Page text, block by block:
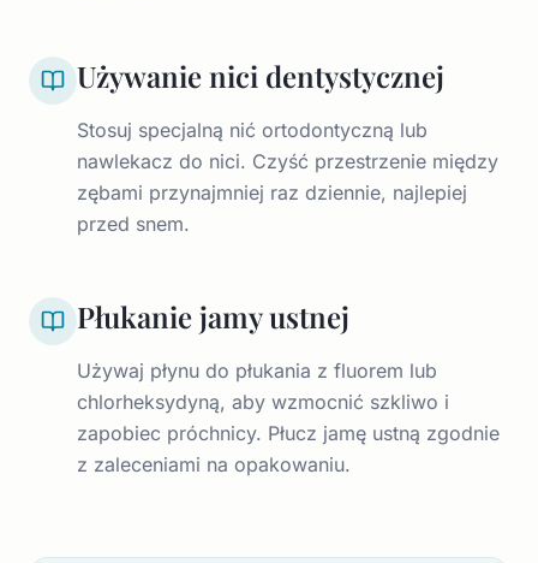
Używanie nici dentystycznej
Stosuj specjalną nić ortodontyczną lub
nawlekacz do nici. Czyść przestrzenie między
zębami przynajmniej raz dziennie, najlepiej
przed snem.
Płukanie jamy ustnej
Używaj płynu do płukania z fluorem lub
chlorheksydyną, aby wzmocnić szkliwo i
zapobiec próchnicy. Płucz jamę ustną zgodnie
z zaleceniami na opakowaniu.